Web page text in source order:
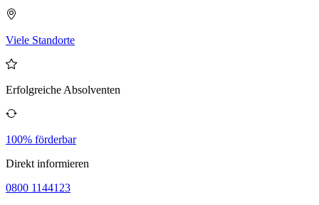
Viele Standorte
Erfolgreiche Absolventen
100% förderbar
Direkt informieren
0800 1144123